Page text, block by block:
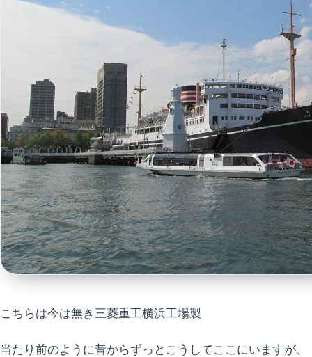
こちらは今は無き三菱重工横浜工場製
当たり前のように昔からずっとこうしてここにいますが、